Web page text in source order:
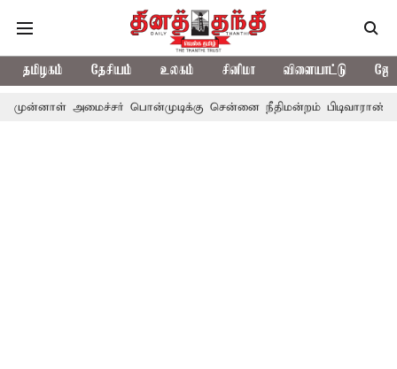
தமிழகம் தேசியம் உலகம் சினிமா விளையாட்டு
பொன்முடிக்கு சென்னை நீதிமன்றம் பிடிவாராண்ட்